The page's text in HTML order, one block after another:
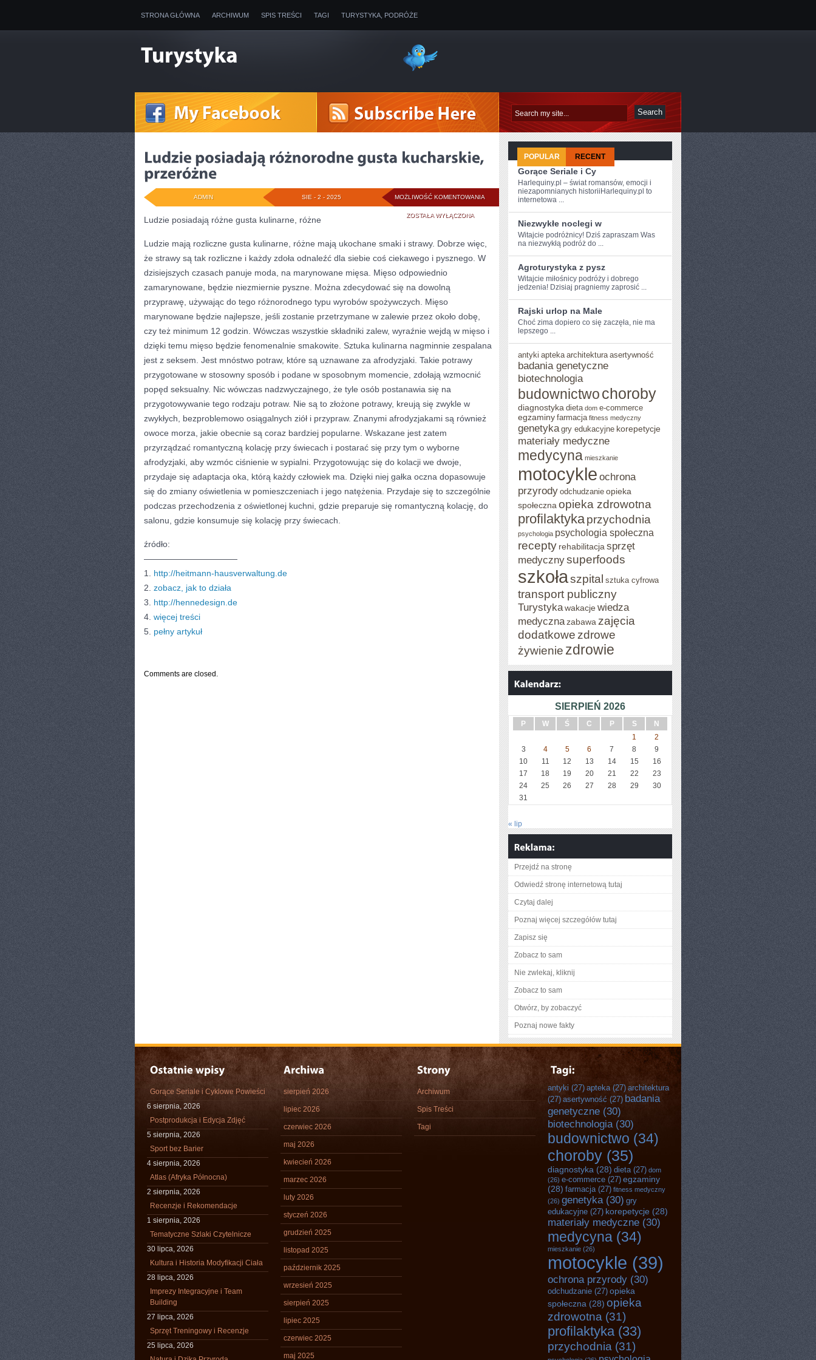
STRONA GŁÓWNA ARCHIWUM SPIS TREŚCI TAGI TURYSTYKA, PODRÓŻE
MOŻLIWOŚĆ KOMENTOWANIA LUDZIE
POSIADAJĄ
RÓŻNORODNE
GUSTA
KUCHARSKIE,
PRZERÓŻNE
ZOSTAŁA WYŁĄCZONA
SIE - 2 - 2025
ADMIN
Ludzie posiadają różne gusta kulinarne, różne
Ludzie mają rozliczne gusta kulinarne, różne mają ukochane smaki i strawy. Dobrze więc,
że strawy są tak rozliczne i każdy zdoła odnaleźć dla siebie coś ciekawego i pysznego. W
dzisiejszych czasach panuje moda, na marynowane mięsa. Mięso odpowiednio
zamarynowane, będzie niezmiernie pyszne. Można zdecydować się na dowolną
przyprawę, używając do tego różnorodnego typu wyrobów spożywczych. Mięso
marynowane będzie najlepsze, jeśli zostanie przetrzymane w zalewie przez około dobę,
czy też minimum 12 godzin. Wówczas wszystkie składniki zalew, wyraźnie wejdą w mięso i
dzięki temu mięso będzie fenomenalnie smakowite. Sztuka kulinarna nagminnie zespalana
jest z seksem. Jest mnóstwo potraw, które są uznawane za afrodyzjaki. Takie potrawy
przygotowane w stosowny sposób i podane w sposobnym momencie, zdołają wzmocnić
popęd seksualny. Nic wówczas nadzwyczajnego, że tyle osób postanawia się na
przygotowywanie tego rodzaju potraw. Nie są to złożone potrawy, kreują się zwykle w
zwykłych, bezproblemowo osiągalnych ziół i przypraw. Znanymi afrodyzjakami są również
owoce morza, jakie obecnie są coraz bardziej popularne. Wskazane jest zatem
przyrządzać romantyczną kolację przy świecach i postarać się przy tym o wyborne
afrodyzjaki, aby wzmóc ciśnienie w sypialni. Przygotowując się do kolacji we dwoje,
przydaje się adaptacja oka, którą każdy człowiek ma. Dzięki niej gałka oczna dopasowuje
się do zmiany oświetlenia w pomieszczeniach i jego natężenia. Przydaje się to szczególnie
podczas przechodzenia z oświetlonej kuchni, gdzie preparuje się romantyczną kolację, do
salonu, gdzie konsumuje się kolację przy świecach.
źródło:
———————————
1. http://heitmann-hausverwaltung.de
2. zobacz, jak to działa
3. http://hennedesign.de
4. więcej treści
5. pełny artykuł
Comments are closed.
POPULAR RECENT
Gorące Seriale i Cy
Harlequiny.pl – świat romansów, emocji i
niezapomnianych historiiHarlequiny.pl to
internetowa ...
Niezwykłe noclegi w
Witajcie podróżnicy! Dziś zapraszam Was
na niezwykłą podróż do ...
Agroturystyka z pysz
Witajcie ⁤miłośnicy podróży i dobrego
jedzenia! Dzisiaj pragniemy zaprosić ...
Rajski urlop na Male
Choć zima dopiero co się zaczęła, nie ma
lepszego ...
antyki apteka architektura asertywność
badania genetyczne
biotechnologia
budownictwochoroby
diagnostyka dieta dom e-commerce
egzaminy farmacja fitness medyczny
genetyka gry edukacyjne korepetycje
materiały medyczne
medycyna mieszkanie
motocykle ochrona
przyrody odchudzanie opieka
społeczna opieka zdrowotna
profilaktykaprzychodnia
psychologia psychologia społeczna
recepty rehabilitacja sprzęt
medycznysuperfoods
szkołaszpital sztuka cyfrowa
transport publiczny
Turystykawakacjewiedza
medycznazabawa zajęcia
dodatkowe zdrowe
żywienie zdrowie
SIERPIEŃ 2026
P W Ś C P S
N
1
2
3
4 5 6 7 8
9
10
11 12 13 14 15
16
17
18 19 20 21 22
23
24
25 26 27 28 29
30
31
« lip
Przejdź na stronę
Odwiedź stronę internetową tutaj
Czytaj dalej
Poznaj więcej szczegółów tutaj
Zapisz się
Zobacz to sam
Nie zwlekaj, kliknij
Zobacz to sam
Otwórz, by zobaczyć
Poznaj nowe fakty
Gorące Seriale i Cyklowe Powieści
6 sierpnia, 2026
Postprodukcja i Edycja Zdjęć
5 sierpnia, 2026
Sport bez Barier
4 sierpnia, 2026
Atlas (Afryka Północna)
2 sierpnia, 2026
Recenzje i Rekomendacje
1 sierpnia, 2026
Tematyczne Szlaki Czytelnicze
30 lipca, 2026
Kultura i Historia Modyfikacji Ciała
28 lipca, 2026
Imprezy Integracyjne i Team
Building
27 lipca, 2026
Sprzęt Treningowy i Recenzje
25 lipca, 2026
sierpień 2026
lipiec 2026
czerwiec 2026
maj 2026
kwiecień 2026
marzec 2026
luty 2026
styczeń 2026
grudzień 2025
listopad 2025
październik 2025
wrzesień 2025
sierpień 2025
lipiec 2025
czerwiec 2025
maj 2025
Archiwum
Spis Treści
Tagi
antyki (27) apteka(27) architektura
(27) asertywność (27) badania
genetyczne (30)
biotechnologia(30)
budownictwo (34)
choroby (35)
diagnostyka (28) dieta(27) dom
(26) e-commerce (27) egzaminy
(28) farmacja(27) fitness medyczny
(26) genetyka(30) gry
edukacyjne (27) korepetycje (28)
materiały medyczne (30)
medycyna (34)
mieszkanie (26)
motocykle (39)
ochrona przyrody (30)
odchudzanie (27) opieka
społeczna (28) opieka
zdrowotna (31)
profilaktyka(33)
przychodnia (31)